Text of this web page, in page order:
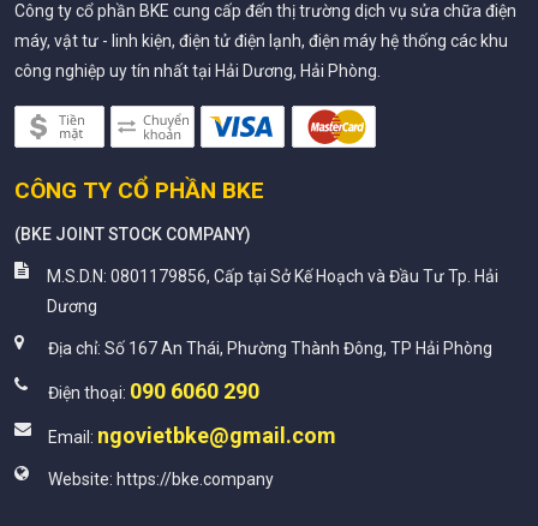
Công ty cổ phần BKE cung cấp đến thị trường dịch vụ sửa chữa điện
máy, vật tư - linh kiện, điện tử điện lạnh, điện máy hệ thống các khu
công nghiệp uy tín nhất tại Hải Dương, Hải Phòng.
CÔNG TY CỔ PHẦN BKE
(BKE JOINT STOCK COMPANY)
M.S.D.N: 0801179856, Cấp tại Sở Kế Hoạch và Đầu Tư Tp. Hải
Dương
Địa chỉ: Số 167 An Thái, Phường Thành Đông, TP Hải Phòng
Điện thoại: 090 6060 290
Email: ngovietbke@gmail.com
Website: https://bke.company